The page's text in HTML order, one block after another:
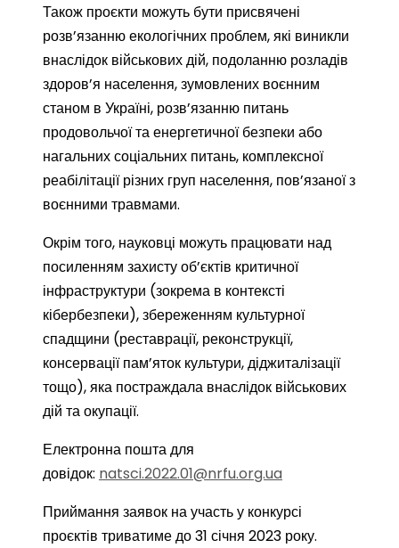
Також проєкти можуть бути присвячені
розв’язанню екологічних проблем, які виникли
внаслідок військових дій, подоланню розладів
здоров’я населення, зумовлених воєнним
станом в Україні, розв’язанню питань
продовольчої та енергетичної безпеки або
нагальних соціальних питань, комплексної
реабілітації різних груп населення, пов’язаної з
воєнними травмами.
Окрім того, науковці можуть працювати над
посиленням захисту об’єктів критичної
інфраструктури (зокрема в контексті
кібербезпеки), збереженням культурної
спадщини (реставрації, реконструкції,
консервації пам’яток культури, діджиталізації
тощо), яка постраждала внаслідок військових
дій та окупації.
Електронна пошта для
довідок: natsci.2022.01@nrfu.org.ua
Приймання заявок на участь у конкурсі
проєктів триватиме до 31 січня 2023 року.